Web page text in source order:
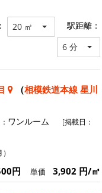
20 ㎡ 駅距離：
6 分
（相模鉄道本線 星川
ワンルーム
[掲載日：
円 単価 3,902 円/㎡